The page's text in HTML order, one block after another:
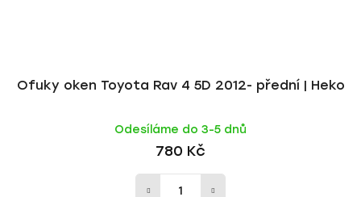
Ofuky oken Toyota Rav 4 5D 2012- přední | Heko
Odesíláme do 3-5 dnů
780 Kč